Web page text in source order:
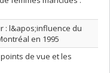
: l&apos;influence du
en 1995
de vue et les